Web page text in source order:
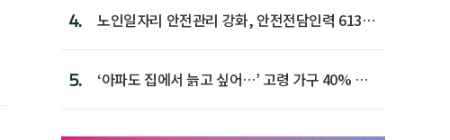
4.
노인일자리 안전관리 강화, 안전전담인력 613명
5.
‘아파도 집에서 늙고 싶어…’ 고령 가구 40% 노